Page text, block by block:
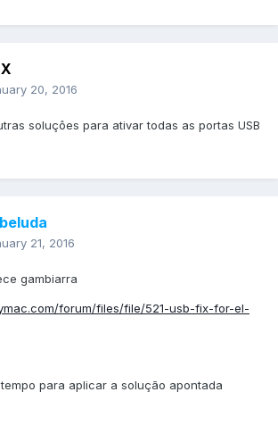
20, 2016
soluçôes para ativar todas as portas USB
21, 2016
gambiarra
forum/files/file/521-usb-fix-for-el-
para aplicar a solução apontada